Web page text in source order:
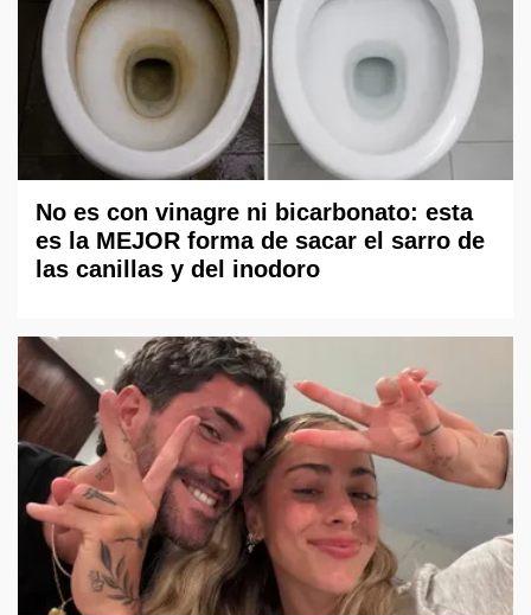
No es con vinagre ni bicarbonato: esta
es la MEJOR forma de sacar el sarro de
las canillas y del inodoro